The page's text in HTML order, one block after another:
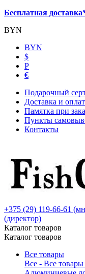
Бесплатная
BYN
BYN
$
Р
€
Подарочный
Доставка и
Памятка при
Пункты
Контакты
+375 (29) 119-66-61
(директор)
Каталог товаров
Каталог товаров
Все товары
Все - Все товары